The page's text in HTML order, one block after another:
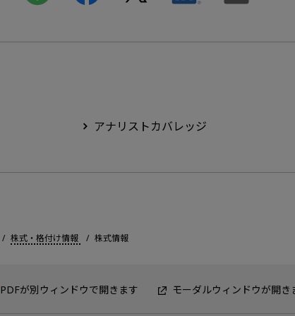
アナリストカバレッジ
株式・格付け情報 株式情報
PDFが別ウィンドウで開きます モーダルウィンドウが開き